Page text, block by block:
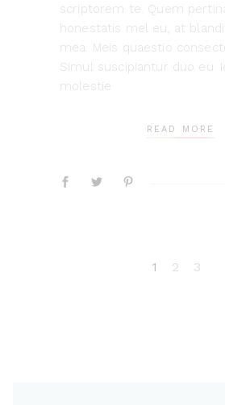
scriptorem te. Quem
honestatis mel eu, at
mea. Meis quaestio
Simul suscipiantur duo eu.
molestie
READ MORE
1 2 3